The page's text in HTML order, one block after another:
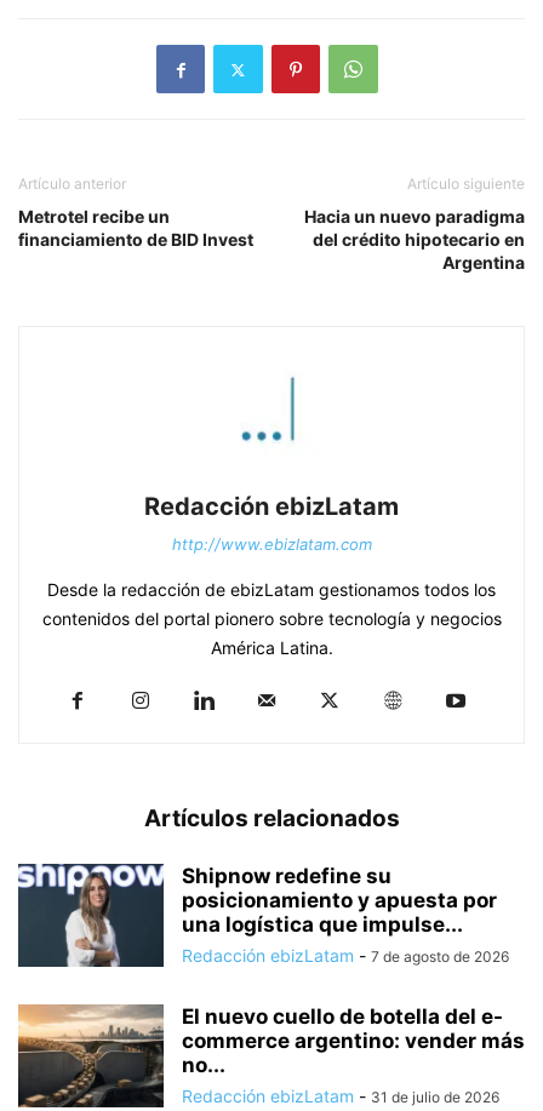
Artículo anterior
Metrotel recibe un
financiamiento de BID Invest
Artículo siguiente
Hacia un nuevo paradigma
del crédito hipotecario en
Argentina
Redacción ebizLatam
http://www.ebizlatam.com
Desde la redacción de ebizLatam gestionamos todos los
contenidos del portal pionero sobre tecnología y negocios
América Latina.
Artículos relacionados
Shipnow redefine su
posicionamiento y apuesta por
una logística que impulse...
Redacción ebizLatam - 7 de agosto de 2026
El nuevo cuello de botella del e-
commerce argentino: vender más
no...
Redacción ebizLatam - 31 de julio de 2026